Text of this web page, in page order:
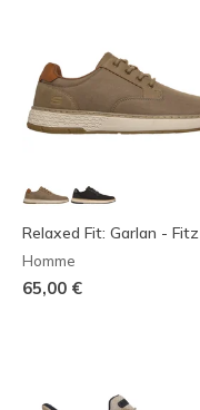
Relaxed Fit: Garlan - Fitz
Homme
65,00 €